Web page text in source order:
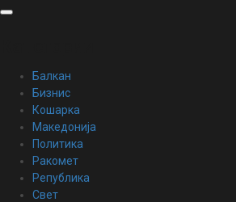
Skip
Балкан
Бизнис
Кошарка
Македонија
Политика
Ракомет
Република
Свет